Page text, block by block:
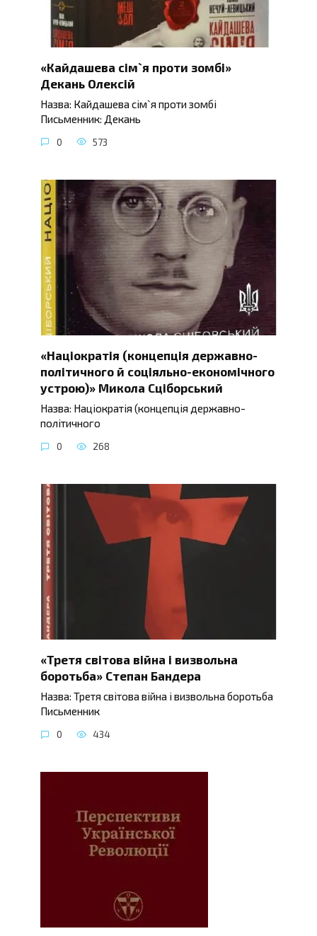
«Кайдашева сім`я проти зомбі»
Декань Олексій
Назва: Кайдашева сім`я проти зомбі
Письменник: Декань
0 573
«Націократія (концепція державно-
політичного й соціяльно-економічного
устрою)» Микола Сціборський
Назва: Націократія (концепція державно-
політичного
0 268
«Третя світова війна і визвольна
боротьба» Степан Бандера
Назва: Третя світова війна і визвольна боротьба
Письменник
0 434